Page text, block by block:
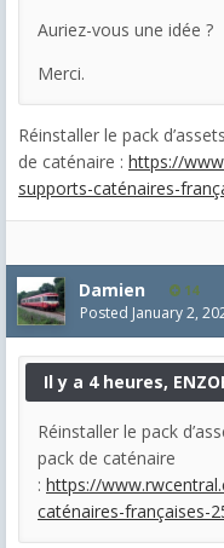
Auriez-vous une idée ?
Merci.
Réinstaller le pack
de caténaire : https://
supports-caténaires-
Damien 14
Posted January 2,
Il y a 4 heures,
Réinstaller le pack
pack de caténaire
: https://
caténaires-françaises-